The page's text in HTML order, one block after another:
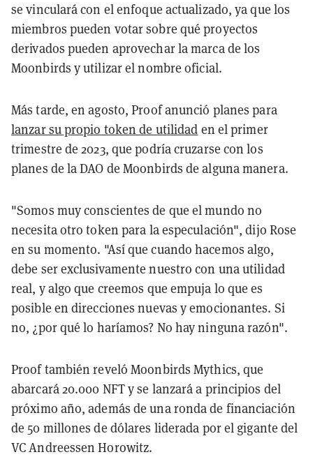
se vinculará con el enfoque actualizado, ya que los
miembros pueden votar sobre qué proyectos
derivados pueden aprovechar la marca de los
Moonbirds y utilizar el nombre oficial.
Más tarde, en agosto, Proof anunció planes para
lanzar su propio token de utilidad en el primer
trimestre de 2023, que podría cruzarse con los
planes de la DAO de Moonbirds de alguna manera.
"Somos muy conscientes de que el mundo no
necesita otro token para la especulación", dijo Rose
en su momento. "Así que cuando hacemos algo,
debe ser exclusivamente nuestro con una utilidad
real, y algo que creemos que empuja lo que es
posible en direcciones nuevas y emocionantes. Si
no, ¿por qué lo haríamos? No hay ninguna razón".
Proof también reveló Moonbirds Mythics, que
abarcará 20.000 NFT y se lanzará a principios del
próximo año, además de una ronda de financiación
de 50 millones de dólares liderada por el gigante del
VC Andreessen Horowitz.